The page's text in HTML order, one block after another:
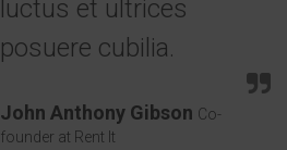
luctus et ultrices
posuere cubilia.
John Anthony Gibson Co-
founder at Rent It